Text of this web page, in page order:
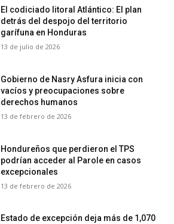
El codiciado litoral Atlántico: El plan
detrás del despojo del territorio
garífuna en Honduras
13 de julio de 2026
Gobierno de Nasry Asfura inicia con
vacíos y preocupaciones sobre
derechos humanos
13 de febrero de 2026
Hondureños que perdieron el TPS
podrían acceder al Parole en casos
excepcionales
13 de febrero de 2026
Estado de excepción deja más de 1,070